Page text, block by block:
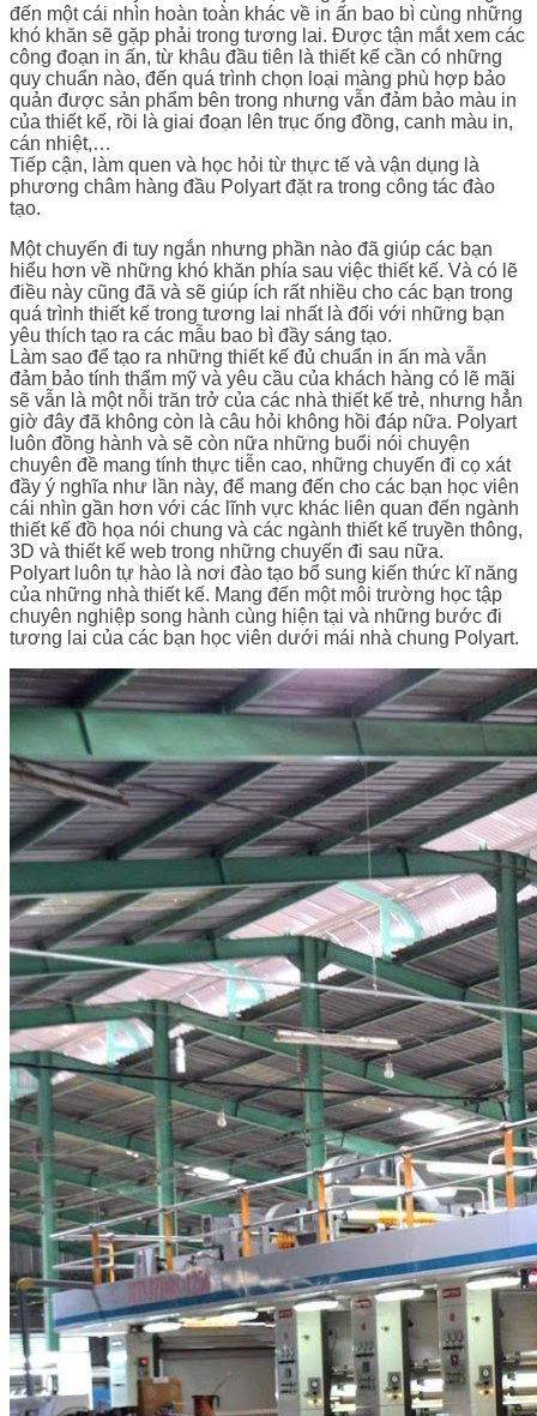
đến một cái nhìn hoàn toàn khác về in ấn bao bì cùng những
khó khăn sẽ gặp phải trong tương lai. Được tận mắt xem các
công đoạn in ấn, từ khâu đầu tiên là thiết kế cần có những
quy chuẩn nào, đến quá trình chọn loại màng phù hợp bảo
quản được sản phẩm bên trong nhưng vẫn đảm bảo màu in
của thiết kế, rồi là giai đoạn lên trục ống đồng, canh màu in,
cán nhiệt,…
Tiếp cận, làm quen và học hỏi từ thực tế và vận dụng là
phương châm hàng đầu Polyart đặt ra trong công tác đào
tạo.
Một chuyến đi tuy ngắn nhưng phần nào đã giúp các bạn
hiểu hơn về những khó khăn phía sau việc thiết kế. Và có lẽ
điều này cũng đã và sẽ giúp ích rất nhiều cho các bạn trong
quá trình thiết kế trong tương lai nhất là đối với những bạn
yêu thích tạo ra các mẫu bao bì đầy sáng tạo.
Làm sao để tạo ra những thiết kế đủ chuẩn in ấn mà vẫn
đảm bảo tính thẩm mỹ và yêu cầu của khách hàng có lẽ mãi
sẽ vẫn là một nỗi trăn trở của các nhà thiết kế trẻ, nhưng hẳn
giờ đây đã không còn là câu hỏi không hồi đáp nữa. Polyart
luôn đồng hành và sẽ còn nữa những buổi nói chuyện
chuyên đề mang tính thực tiễn cao, những chuyến đi cọ xát
đầy ý nghĩa như lần này, để mang đến cho các bạn học viên
cái nhìn gần hơn với các lĩnh vực khác liên quan đến ngành
thiết kế đồ họa nói chung và các ngành thiết kế truyền thông,
3D và thiết kế web trong những chuyến đi sau nữa.
Polyart luôn tự hào là nơi đào tạo bổ sung kiến thức kĩ năng
của những nhà thiết kế. Mang đến một môi trường học tập
chuyên nghiệp song hành cùng hiện tại và những bước đi
tương lai của các bạn học viên dưới mái nhà chung Polyart.